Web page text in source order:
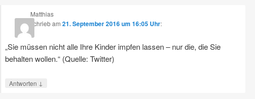
Matthias
schriebam 21. September 2016 um 16:05 Uhr:
„Sie müssen nicht alle Ihre Kinder impfen lassen – nur die, die Sie
behalten wollen.“ (Quelle: Twitter)
Antworten ↓